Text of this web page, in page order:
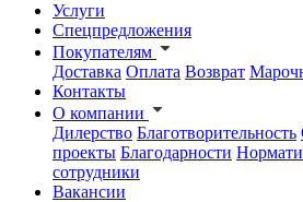
Услуги
Спецпредложения
Покупателям
Доставка Оплата Возврат
Контакты
О компании
Дилерство Благотворительность
проекты Благодарности
сотрудники
Вакансии